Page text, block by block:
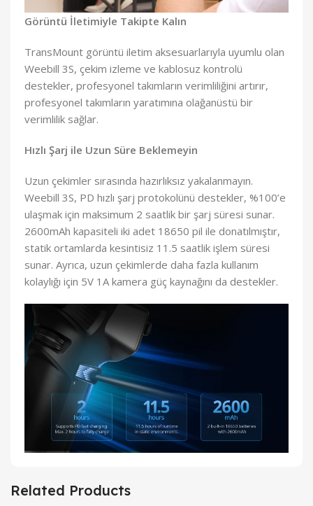
Görüntü İletimiyle Takipte Kalın
TransMount görüntü iletim aksesuarlarıyla uyumlu olan
Weebill 3S, çekim izleme ve kablosuz kontrolü
destekler, profesyonel takımların verimliliğini artırır,
profesyonel takımların yaratımına olağanüstü bir
verimlilik sağlar.
Hızlı Şarj ile Uzun Süre Beklemeyin
Uzun çekimler sırasında hazırlıksız yakalanmayın.
Weebill 3S, PD hızlı şarj protokolünü destekler, %100’e
ulaşmak için maksimum 2 saatlik bir şarj süresi sunar.
2600mAh kapasiteli iki adet 18650 pil ile donatılmıştır,
statik ortamlarda kesintisiz 11.5 saatlik işlem süresi
sunar. Ayrıca, uzun çekimlerde daha fazla kullanım
kolaylığı için 5V 1A kamera güç kaynağını da destekler.
Related Products